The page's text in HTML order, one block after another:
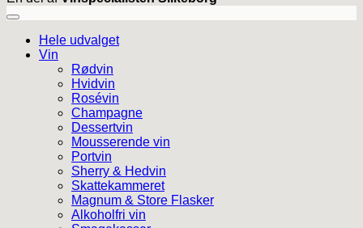
Hele udvalget
Vin
Rødvin
Hvidvin
Rosévin
Champagne
Dessertvin
Mousserende vin
Portvin
Sherry & Hedvin
Skattekammeret
Magnum & Store Flasker
Alkoholfri vin